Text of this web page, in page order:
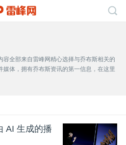
容全部来自雷峰网精心选择与乔布斯相关的
体，拥有乔布斯资讯的第一信息，在这里
AI 生成的播